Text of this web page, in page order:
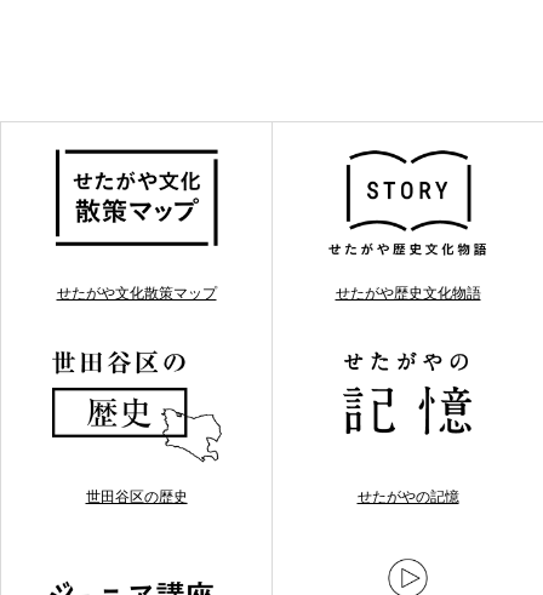
せたがや文化散策マップ せたがや歴史文化物語
世田谷区の歴史 せたがやの記憶